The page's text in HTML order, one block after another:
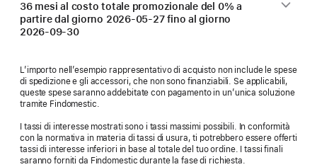
36 mesi al costo totale promozionale del 0% a
partire dal giorno 2026-05-27fino al giorno
2026-09-30
L’importo nell’esempio rappresentativo di acquisto non include le spese
di spedizione e gli accessori, che non sono finanziabili. Se applicabili,
queste spese saranno addebitate con pagamento in un’unica soluzione
tramite Findomestic.
I tassi di interesse mostrati sono i tassi massimi possibili. In conformità
con la normativa in materia di tassi di usura, ti potrebbero essere offerti
tassi di interesse inferiori in base al totale del tuo ordine. I tassi finali
saranno forniti da Findomestic durante la fase di richiesta.